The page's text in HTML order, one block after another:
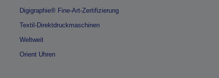
Digigraphie® Fine-Art-Zertifizierung
Textil-Direktdruckmaschinen
Weltweit
Orient Uhren